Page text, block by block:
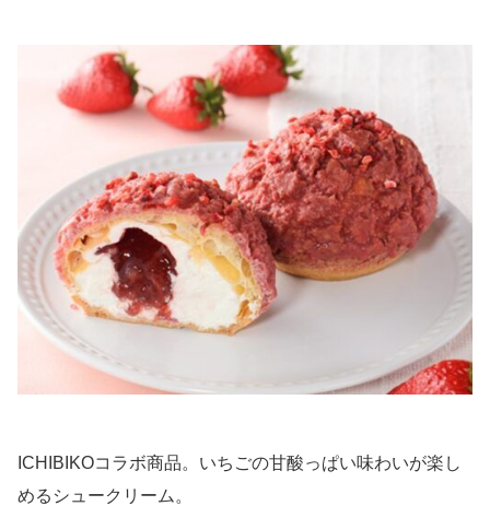
ICHIBIKOコラボ商品。いちごの甘酸っぱい味わいが楽し
めるシュークリーム。